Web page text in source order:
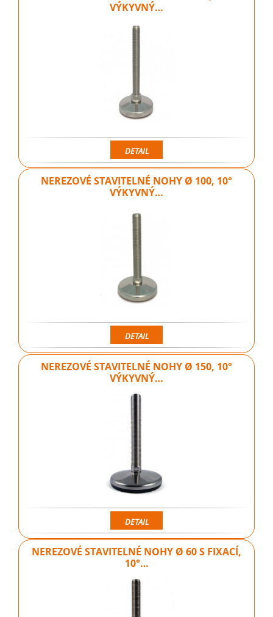
VÝKYVNÝ…
DETAIL
NEREZOVÉ STAVITELNÉ NOHY Ø 100, 10°
VÝKYVNÝ…
DETAIL
NEREZOVÉ STAVITELNÉ NOHY Ø 150, 10°
VÝKYVNÝ…
DETAIL
NEREZOVÉ STAVITELNÉ NOHY Ø 60 S FIXACÍ,
10°…